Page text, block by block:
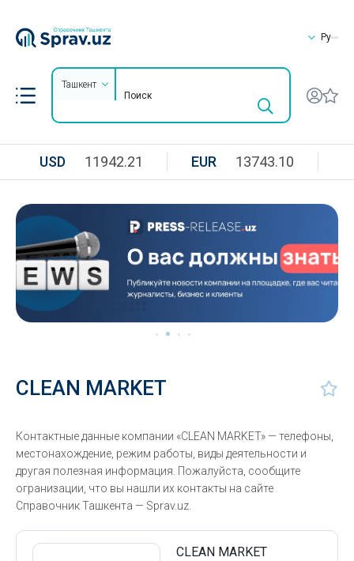
Ру
Ташкент
USD 11942.21 EUR 13743.10
CLEAN MARKET
Контактные данные компании «CLEAN MARKET» — телефоны,
местонахождение, режим работы, виды деятельности и
другая полезная информация. Пожалуйста, сообщите
огранизации, что вы нашли их контакты на сайте
Справочник Ташкента — Sprav.uz.
CLEAN MARKET